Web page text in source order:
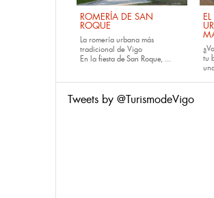
ROMERÍA DE SAN
ROQUE
La romería urbana más
tradicional de Vigo
En la fiesta de San Roque, ...
tu
Tweets by @TurismodeVigo